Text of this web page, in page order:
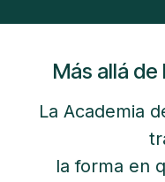
Más allá
La Academia
la forma en